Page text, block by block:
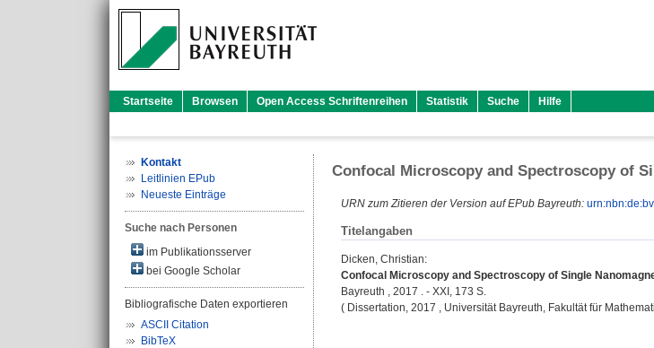
Startseite Browsen Open Access Schriftenreihen Statistik Suche Hilfe
Kontakt
Leitlinien EPub
Neueste Einträge
Suche nach Personen
im Publikationsserver
bei Google Scholar
Bibliografische Daten exportieren
ASCII Citation
BibTeX
Confocal Microscopy and Spectroscopy of
URN zum Zitieren der Version auf EPub Bayreuth:
Titelangaben
Dicken, Christian:
Confocal Microscopy and Spectroscopy of Single
Bayreuth , 2017 . - XXI, 173 S.
( Dissertation, 2017 , Universität Bayreuth, Fakultät für